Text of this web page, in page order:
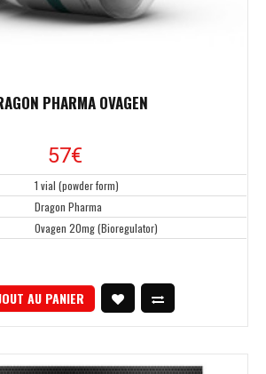
PHARMA OVAGEN
57€
1 vial (powder form)
Dragon Pharma
Ovagen 20mg (Bioregulator)
AU PANIER